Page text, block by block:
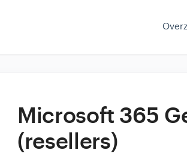
Microsoft 365
(resellers)